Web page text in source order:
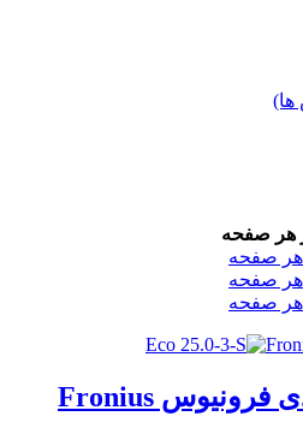
اینورتر خورشیدی فرونیوس Fronius